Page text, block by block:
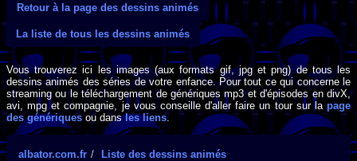
Retour à la page des dessins animés
La liste de tous les dessins animés
Vous trouverez ici les images (aux formats gif, jpg et png) de tous les
dessins animés des séries de votre enfance. Pour tout ce qui concerne le
streaming ou le téléchargement de génériques mp3 et d'épisodes en divX,
avi, mpg et compagnie, je vous conseille d'aller faire un tour sur la page
des génériques ou dansles liens.
albator.com.fr Liste des dessins animés